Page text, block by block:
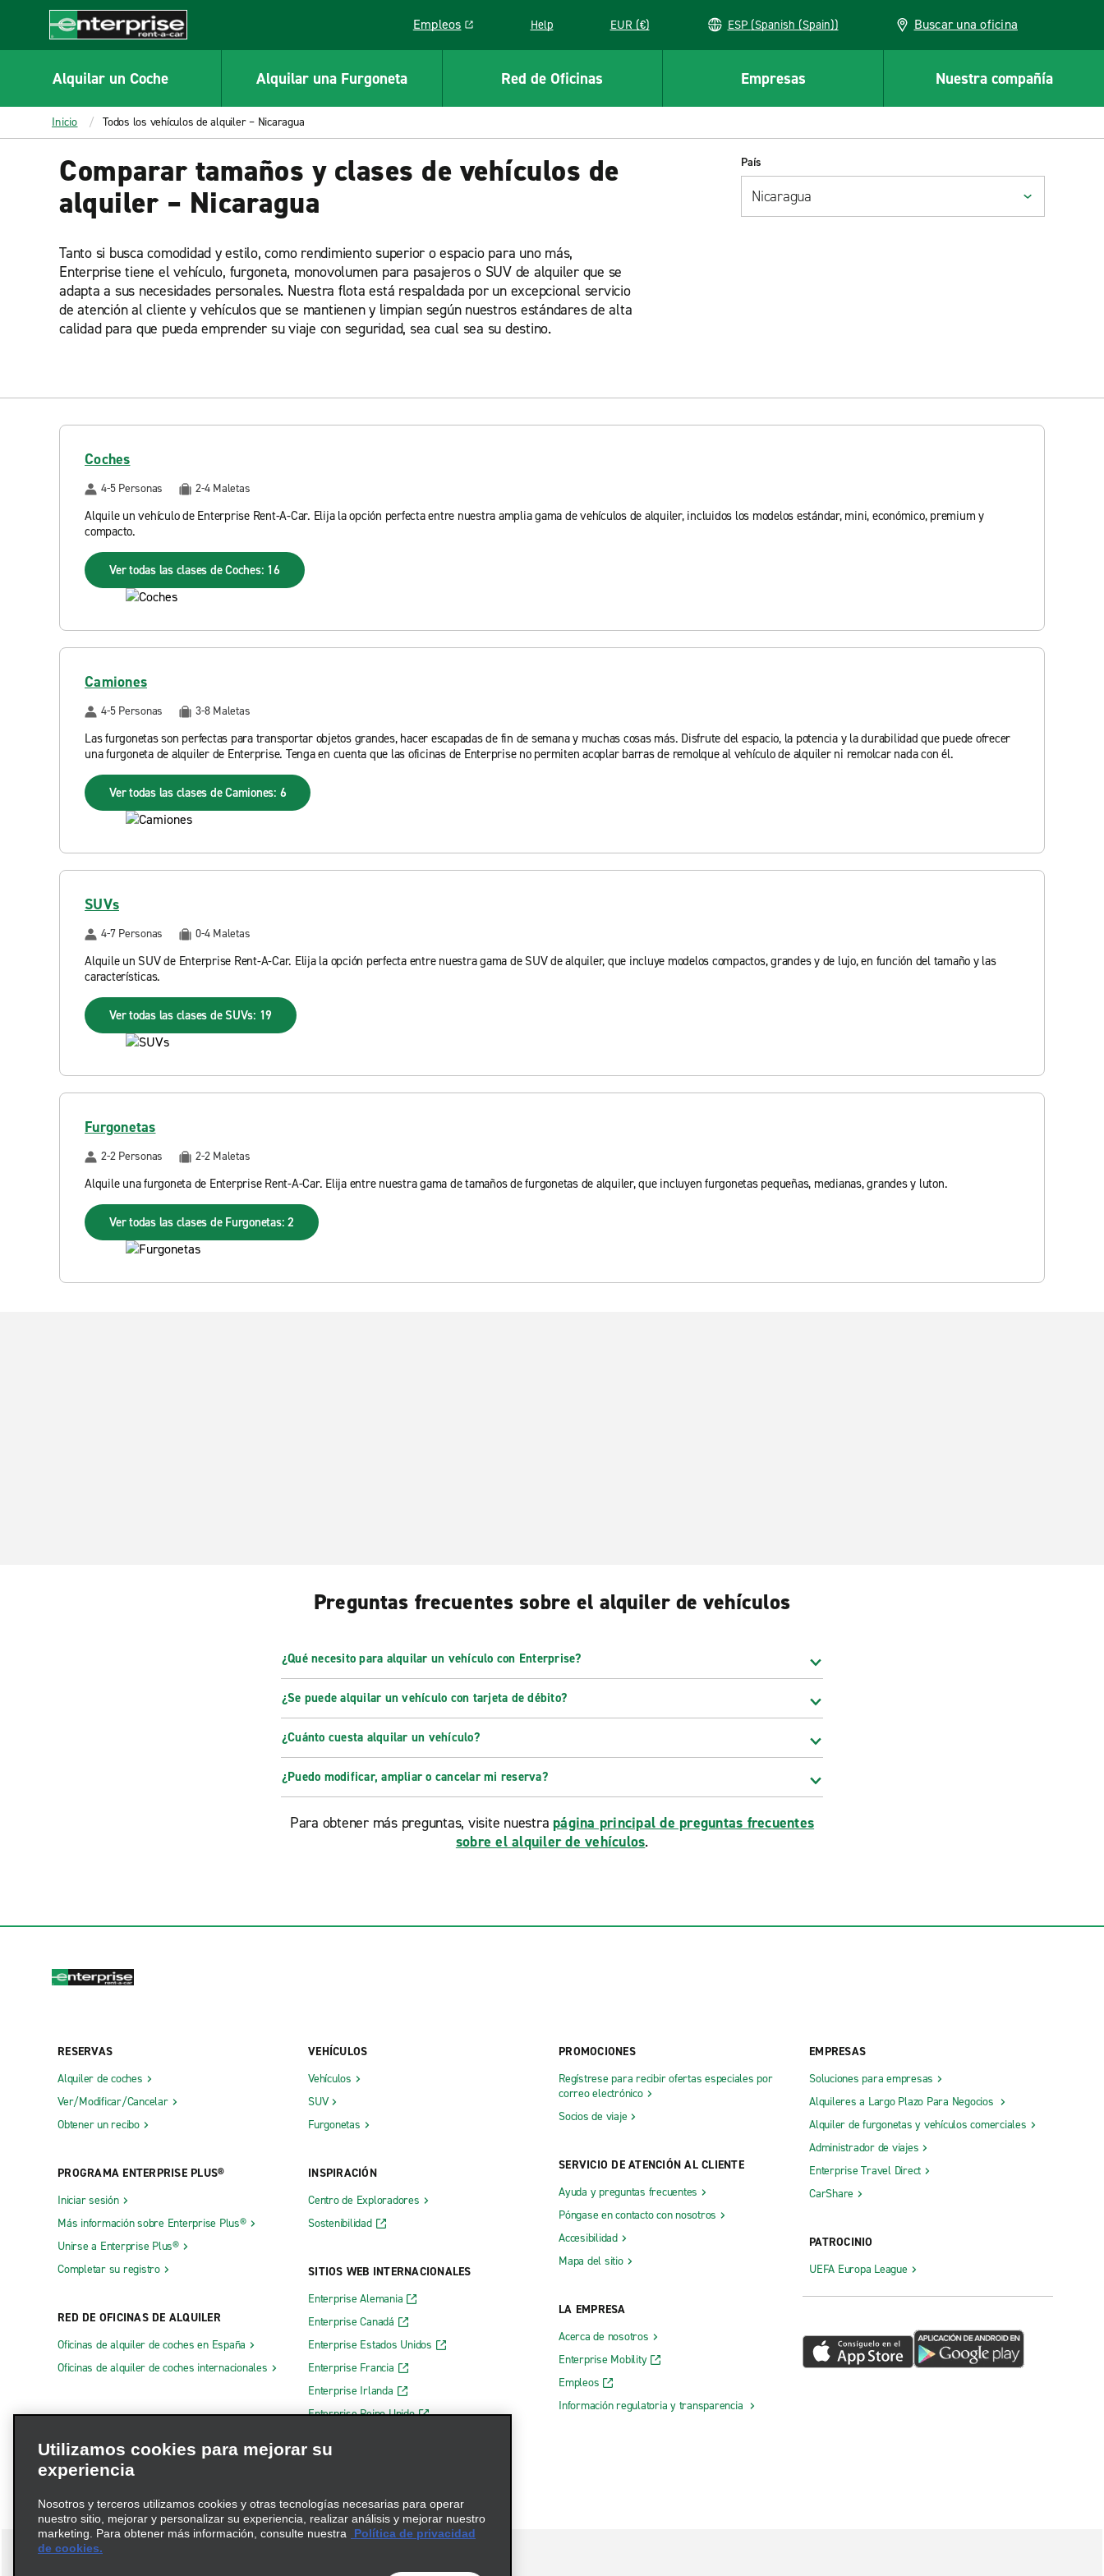
CONTENT
Enterprise
Empleos
Link opens in a new window
Help EUR (€) ESP (Spanish (Spain)) Buscar una oficina
Alquilar un Coche Alquilar una Furgoneta Red de Oficinas Empresas Nuestra compañía
Inicio Todos los vehículos de alquiler – Nicaragua
Comparar tamaños y clases de vehículos de
alquiler – Nicaragua
Tanto si busca comodidad y estilo, como rendimiento superior o espacio para uno más,
Enterprise tiene el vehículo, furgoneta, monovolumen para pasajeros o SUV de alquiler que se
adapta a sus necesidades personales. Nuestra flota está respaldada por un excepcional servicio
de atención al cliente y vehículos que se mantienen y limpian según nuestros estándares de alta
calidad para que pueda emprender su viaje con seguridad, sea cual sea su destino.
País
Coches
4-5 Personas 2-4 Maletas
Alquile un vehículo de Enterprise Rent-A-Car. Elija la opción perfecta entre nuestra amplia gama de vehículos de alquiler, incluidos los modelos estándar, mini, económico, premium y
compacto.
Ver todas las clases de Coches: 16
Camiones
4-5 Personas 3-8 Maletas
Las furgonetas son perfectas para transportar objetos grandes, hacer escapadas de fin de semana y muchas cosas más. Disfrute del espacio, la potencia y la durabilidad que puede ofrecer
una furgoneta de alquiler de Enterprise. Tenga en cuenta que las oficinas de Enterprise no permiten acoplar barras de remolque al vehículo de alquiler ni remolcar nada con él.
Ver todas las clases de Camiones: 6
SUVs
4-7 Personas 0-4 Maletas
Alquile un SUV de Enterprise Rent-A-Car. Elija la opción perfecta entre nuestra gama de SUV de alquiler, que incluye modelos compactos, grandes y de lujo, en función del tamaño y las
características.
Ver todas las clases de SUVs: 19
Furgonetas
2-2 Personas 2-2 Maletas
Alquile una furgoneta de Enterprise Rent-A-Car. Elija entre nuestra gama de tamaños de furgonetas de alquiler, que incluyen furgonetas pequeñas, medianas, grandes y luton.
Ver todas las clases de Furgonetas: 2
Preguntas frecuentes sobre el alquiler de vehículos
¿Qué necesito para alquilar un vehículo con Enterprise?
¿Se puede alquilar un vehículo con tarjeta de débito?
¿Cuánto cuesta alquilar un vehículo?
¿Puedo modificar, ampliar o cancelar mi reserva?
Para obtener más preguntas, visite nuestra página principal de preguntas frecuentes
sobre el alquiler de vehículos.
RESERVAS
Alquiler de coches
Ver/Modificar/Cancelar
Obtener un recibo
PROGRAMA ENTERPRISE PLUS®
Iniciar sesión
Más información sobre Enterprise Plus®
Unirse a Enterprise Plus®
Completar su registro
RED DE OFICINAS DE ALQUILER
Oficinas de alquiler de coches en España
Oficinas de alquiler de coches internacionales
VEHÍCULOS
Vehículos
SUV
Furgonetas
INSPIRACIÓN
Centro de Exploradores
Sostenibilidad
SITIOS WEB INTERNACIONALES
Enterprise Alemania
Enterprise Canadá
Enterprise Estados Unidos
Enterprise Francia
Enterprise Irlanda
Enterprise Reino Unido
PROMOCIONES
Regístrese para recibir ofertas especiales por
correo electrónico
Socios de viaje
SERVICIO DE ATENCIÓN AL CLIENTE
Ayuda y preguntas frecuentes
Póngase en contacto con nosotros
Accesibilidad
Mapa del sitio
LA EMPRESA
Acerca de nosotros
Enterprise Mobility
Empleos
Información regulatoria y transparencia
EMPRESAS
Soluciones para empresas
Alquileres a Largo Plazo Para Negocios
Alquiler de furgonetas y vehículos comerciales
Administrador de viajes
Enterprise Travel Direct
CarShare
PATROCINIO
UEFA Europa League
Utilizamos cookies para mejorar su
experiencia
Nosotros y terceros utilizamos cookies y otras tecnologías necesarias para operar
nuestro sitio, mejorar y personalizar su experiencia, realizar análisis y mejorar nuestro
marketing. Para obtener más información, consulte nuestra
Política de privacidad
de cookies.